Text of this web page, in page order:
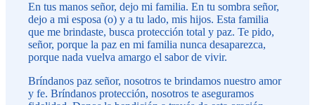
En tus manos señor, dejo mi familia. En tu sombra señor,
dejo a mi esposa (o) y a tu lado, mis hijos. Esta familia
que me brindaste, busca protección total y paz. Te pido,
señor, porque la paz en mi familia nunca desaparezca,
porque nada vuelva amargo el sabor de vivir.
Bríndanos paz señor, nosotros te brindamos nuestro amor
y fe. Bríndanos protección, nosotros te aseguramos